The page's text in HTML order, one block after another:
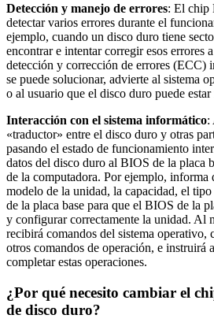
Detección y manejo de errores: El chip
detectar varios errores durante el
ejemplo, cuando un disco duro tiene
encontrar e intentar corregir esos errores
detección y corrección de errores (ECC)
se puede solucionar, advierte al sistema
o al usuario que el disco duro puede
Interacción con el sistema informático:
«traductor» entre el disco duro y otras
pasando el estado de funcionamiento
datos del disco duro al BIOS de la placa
de la computadora. Por ejemplo, informa
modelo de la unidad, la capacidad, el
de la placa base para que el BIOS de la
y configurar correctamente la unidad. Al
recibirá comandos del sistema
otros comandos de operación, e instruirá
completar estas operaciones.
¿Por qué necesito cambiar el
de disco duro?